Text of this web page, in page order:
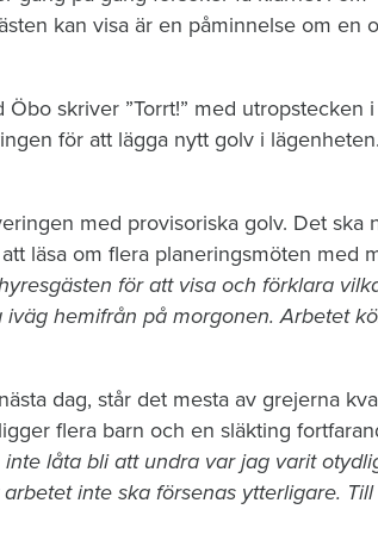
kan visa är en påminnelse om en
skriver ”Torrt!” med utropstecken i
för att lägga nytt golv i
med provisoriska golv. Det ska
läsa om flera planeringsmöten med
för att visa och förklara
hemifrån på morgonen. Arbetet
dag, står det mesta av grejerna
flera barn och en släkting
inte låta bli att undra var jag varit
inte ska försenas ytterligare. Till